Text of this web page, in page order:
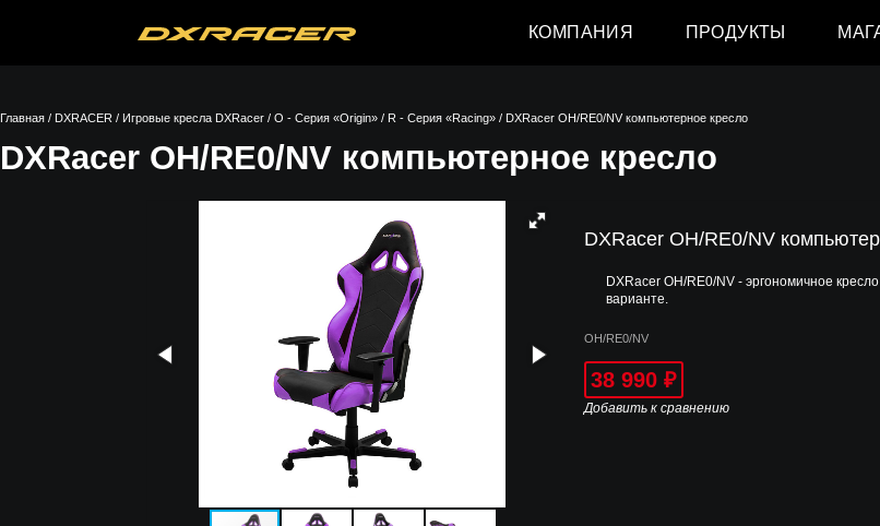
КОМПАНИЯ ПРОДУКТЫ
Главная / DXRACER / Игровые кресла DXRacer / O - Серия «Origin» / R - Серия «Racing» / DXRacer OH/RE0/NV компьютерное кресло
DXRacer OH/RE0/NV компьютерное кресло
DXRacer OH/RE0/NV
DXRacer OH/RE0/NV - эргономичное
варианте.
OH/RE0/NV
38 990₽
Добавить к сравнению